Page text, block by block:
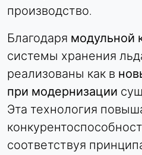
производство.
Благодаря модульной
системы хранения
реализованы как в
при модернизации
Эта технология
соответствуя